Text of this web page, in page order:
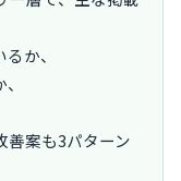
か、
案も3パターン